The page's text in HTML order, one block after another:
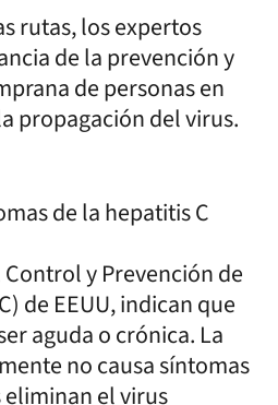
rutas, los expertos
de la prevención y
de personas en
propagación del virus.
de la hepatitis C
y Prevención de
de EEUU, indican que
aguda o crónica. La
no causa síntomas
el virus